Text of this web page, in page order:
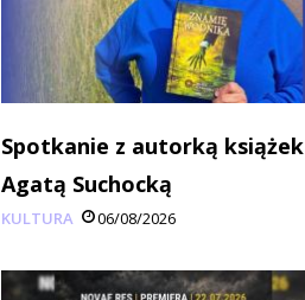
Spotkanie z autorką książek
Agatą Suchocką
KULTURA 06/08/2026